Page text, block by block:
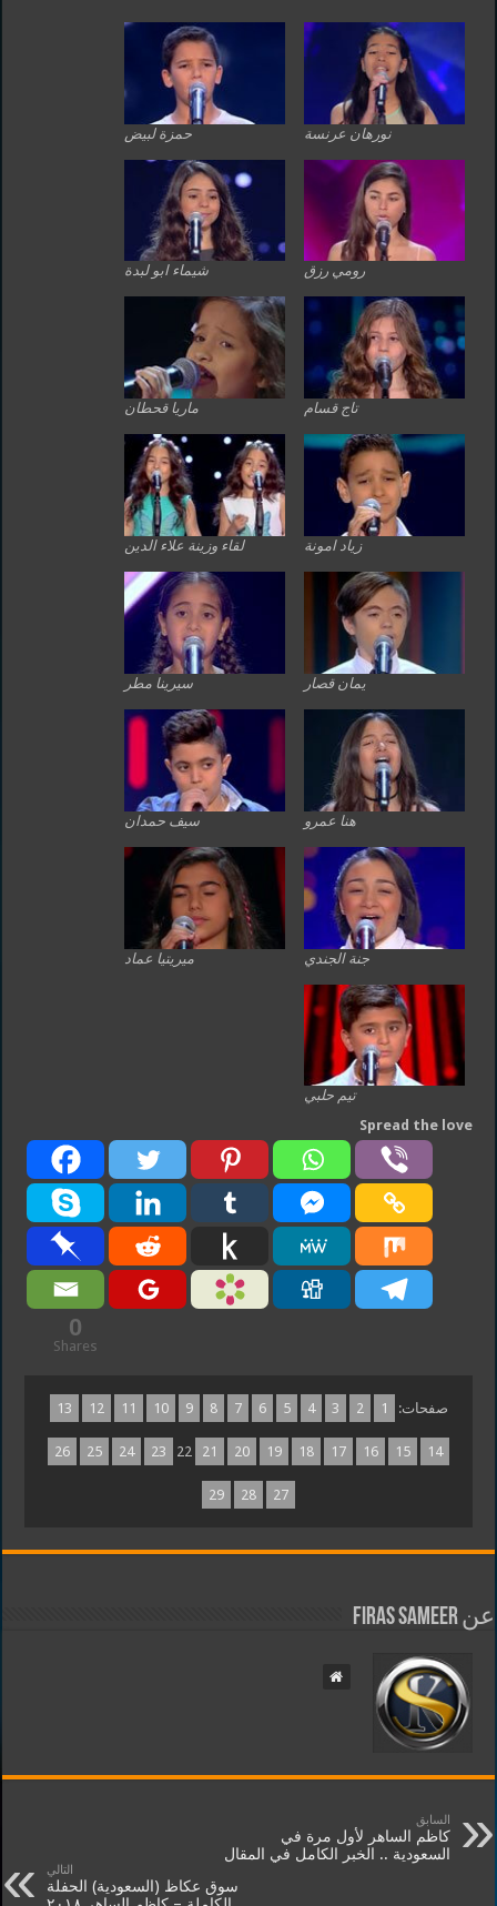
نورهان عرنسة حمزة لبيض
رومي رزق شيماء ابو لبدة
تاج قسام ماريا قحطان
زياد امونة لقاء وزينة علاء الدين
يمان قصار سيرينا مطر
هنا عمرو سيف حمدان
جنة الجندي ميريتيا عماد
تيم حلبي
Spread the love
0
Shares
صفحات: 1
2
3
4
5
6
7
8
9
10
11
12
13
14
15
16
17
18
19
20
21
22
23
24
25
26
27
28
29
عن Firas Sameer
السابق
كاظم الساهر لأول مرة في
السعودية .. الخبر الكامل في المقال
التالي
سوق عكاظ (السعودية) الحفلة